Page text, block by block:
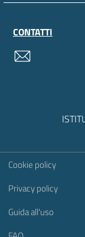
CONTATTI
Sezione
Cookie policy
Privacy policy
Guida all'uso